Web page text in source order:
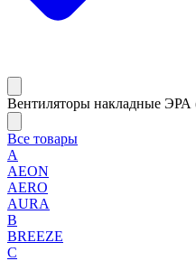
Вентиляторы накладные ЭРА
Все товары
A
AEON
AERO
AURA
B
BREEZE
C